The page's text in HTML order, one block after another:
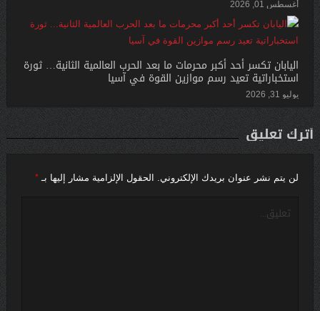
أغسطس 01, 2026
اليابان تكسر أحد أكبر محرمات ما بعد الحرب العالمية الثانية… ثورة
استخباراتية تعيد رسم موازين القوة في آسيا
يوليو 31, 2026
أترك تعليق
لن يتم نشر عنوان بريدك الإلكتروني. الحقول الإلزامية مشار إليها بـ *